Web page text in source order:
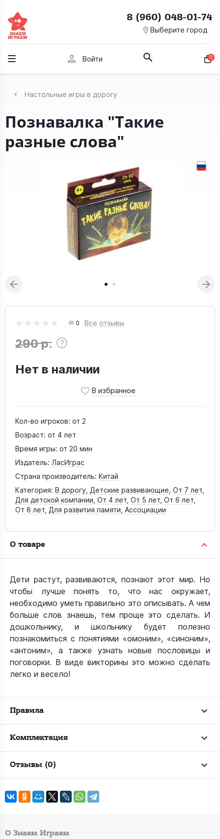
room Выберите город
8 (960) 048-01-74
person Войти 0
Настольные игры в дорогу
Познавалка "Такие
разные слова"
0 Все отзывы
290 р.
Нет в наличии
Кол-во игроков: от 2
Возраст: от 4 лет
Время игры: от 20 мин
Издатель: ЛасИграс
Страна производитель: Китай
Категория: В дорогу Детские развивающие От 7 лет
Для детской компании От 4 лет От 5 лет От 6 лет
От 8 лет Для развития памяти Ассоциации
О товаре
Дети растут, развиваются, познают этот мир. Но
чтобы лучше понять то, что нас окружает,
необходимо уметь правильно это описывать. А чем
больше слов знаешь, тем проще это сделать. И
дошкольнику, и школьнику будет полезно
познакомиться с понятиями «омоним», «синоним»,
«антоним», а также узнать новые пословицы и
поговорки. В виде викторины это можно сделать
легко и весело!
Правила
Комплектация
Отзывы (0)
О Знаем Играем